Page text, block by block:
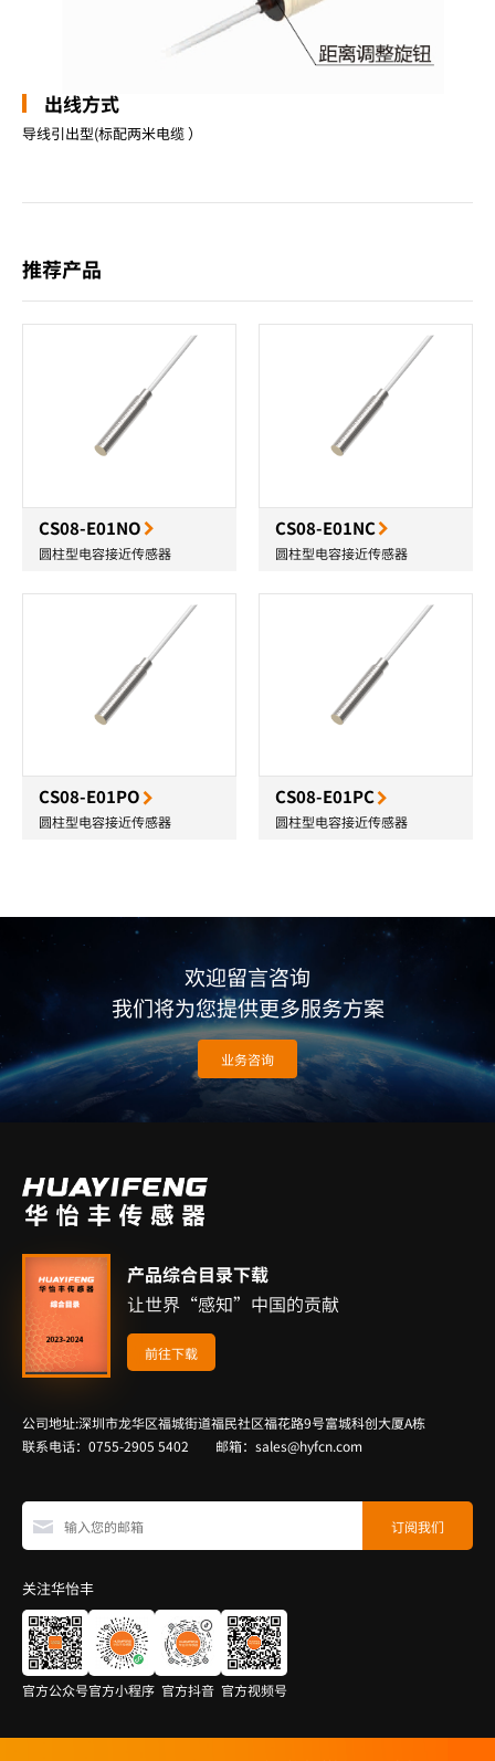
出线方式
导线引出型(标配两米电缆 ）
推荐产品
CS08-E01NO
圆柱型电容接近传感器
CS08-E01NC
圆柱型电容接近传感器
CS08-E01PO
圆柱型电容接近传感器
CS08-E01PC
圆柱型电容接近传感器
欢迎留言咨询
我们将为您提供更多服务方案
业务咨询
产品综合目录下载
让世界“感知”中国的贡献
前往下载
公司地址:深圳市龙华区福城街道福民社区福花路9号富城科创大厦A栋
联系电话：0755-2905 5402 邮箱：sales@hyfcn.com
关注华怡丰
官方公众号官方小程序 官方抖音 官方视频号